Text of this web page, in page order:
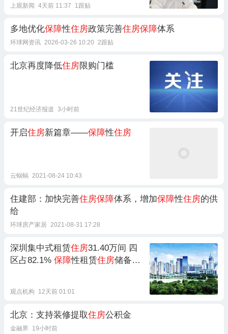
上观新闻 4天前 11:37 1跟贴
多地优化保障性住房政策完善住房保障体系
环球网资讯 2026-03-26 10:20 2跟贴
北京再度降低住房限购门槛
21世纪经济报道 3小时前
开启住房新篇章——保障性住房
云蜗蜗 2021-08-24 10:43
住建部：加快完善住房保障体系，增加保障性住房的供
给
环球房产家居 2021-08-31 17:28
深圳集中式租赁住房31.40万间 四
区占82.1% 保障性租赁住房储备占
观点机构 12天前 01:01
北京：支持装修提取住房公积金
金融界 19小时前